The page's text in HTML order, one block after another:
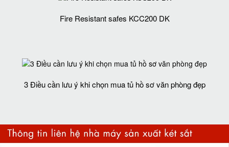
Fire Resistant safes KCC200 DK
3 Điều cần lưu ý khi chọn mua tủ hồ sơ văn phòng đẹp